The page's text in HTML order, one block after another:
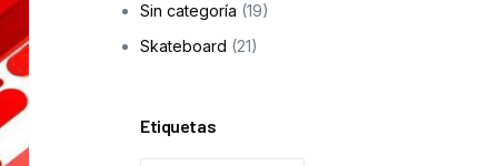
Sin categoría (19)
Skateboard (21)
Etiquetas